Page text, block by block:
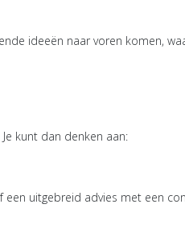
ideeën naar voren komen,
kunt dan denken aan:
uitgebreid advies met een